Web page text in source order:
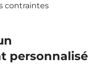
contraintes
personnalisé